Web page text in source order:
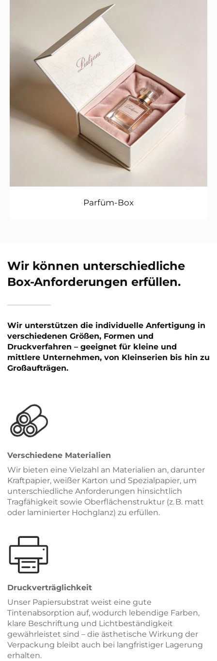
Parfüm-Box
Wir können unterschiedliche
Box-Anforderungen erfüllen.
Wir unterstützen die individuelle Anfertigung in
verschiedenen Größen, Formen und
Druckverfahren – geeignet für kleine und
mittlere Unternehmen, von Kleinserien bis hin zu
Großaufträgen.
Verschiedene Materialien
Wir bieten eine Vielzahl an Materialien an, darunter
Kraftpapier, weißer Karton und Spezialpapier, um
unterschiedliche Anforderungen hinsichtlich
Tragfähigkeit sowie Oberflächenstruktur (z. B. matt
oder laminierter Hochglanz) zu erfüllen.
Druckverträglichkeit
Unser Papiersubstrat weist eine gute
Tintenabsorption auf, wodurch lebendige Farben,
klare Beschriftung und Lichtbeständigkeit
gewährleistet sind – die ästhetische Wirkung der
Verpackung bleibt auch bei langfristiger Lagerung
erhalten.